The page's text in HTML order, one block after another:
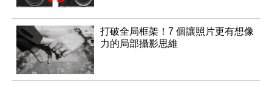
打破全局框架！7 個讓照片更有想像
力的局部攝影思維